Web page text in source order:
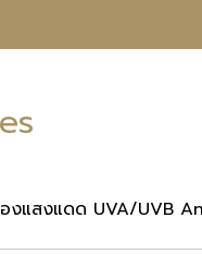
แสงแดด UVA/UVB